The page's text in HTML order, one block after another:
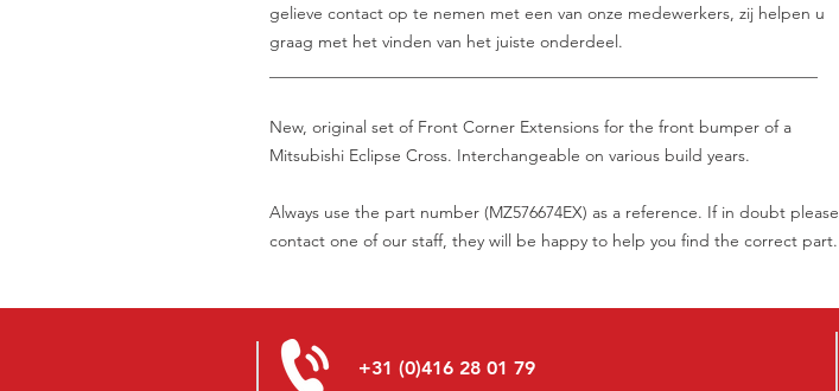
gelieve contact op te nemen met een van onze medewerkers, zij helpen u
graag met het vinden van het juiste onderdeel.
New, original set of Front Corner Extensions for the front bumper of a
Mitsubishi Eclipse Cross. Interchangeable on various build years.
Always use the part number (MZ576674EX) as a reference. If in doubt please
contact one of our staff, they will be happy to help you find the correct part.
+31 (0)416 28 01 79